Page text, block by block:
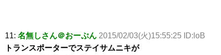
11: 名無しさん＠おーぷん 2015/02/03(火)15:55:25 ID:loB
トランスポーターでステイサムニキが